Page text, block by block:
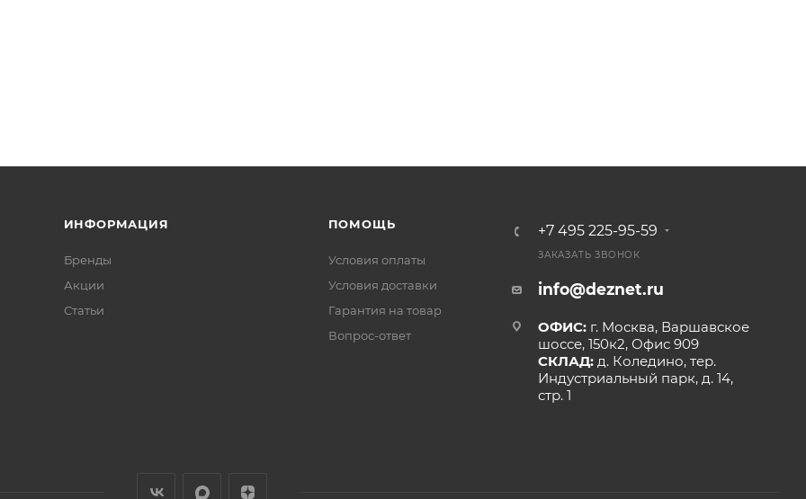
ИНФОРМАЦИЯ
Бренды
Акции
Статьи
ПОМОЩЬ
Условия оплаты
Условия доставки
Гарантия на товар
Вопрос-ответ
+7 495 225-95-59
ЗАКАЗАТЬ ЗВОНОК
info@deznet.ru
ОФИС: г. Москва, Варшавское
шоссе, 150к2, Офис 909
СКЛАД: д. Коледино, тер.
Индустриальный парк, д. 14,
стр. 1